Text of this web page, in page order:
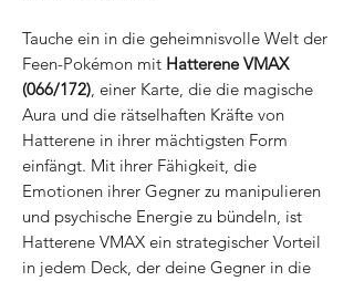
Tauche ein in die geheimnisvolle Welt der
Feen-Pokémon mit Hatterene VMAX
(066/172), einer Karte, die die magische
Aura und die rätselhaften Kräfte von
Hatterene in ihrer mächtigsten Form
einfängt. Mit ihrer Fähigkeit, die
Emotionen ihrer Gegner zu manipulieren
und psychische Energie zu bündeln, ist
Hatterene VMAX ein strategischer Vorteil
in jedem Deck, der deine Gegner in die